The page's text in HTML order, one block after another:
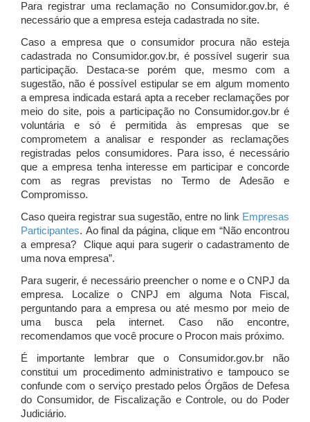
Para registrar uma reclamação no Consumidor.gov.br, é
necessário que a empresa esteja cadastrada no site.
Caso a empresa que o consumidor procura não esteja
cadastrada no Consumidor.gov.br, é possível sugerir sua
participação. Destaca-se porém que, mesmo com a
sugestão, não é possível estipular se em algum momento
a empresa indicada estará apta a receber reclamações por
meio do site, pois a participação no Consumidor.gov.br é
voluntária e só é permitida às empresas que se
comprometem a analisar e responder as reclamações
registradas pelos consumidores. Para isso, é necessário
que a empresa tenha interesse em participar e concorde
com as regras previstas no Termo de Adesão e
Compromisso.
Caso queira registrar sua sugestão, entre no link Empresas
Participantes. Ao final da página, clique em “Não encontrou
a empresa? Clique aqui para sugerir o cadastramento de
uma nova empresa”.
Para sugerir, é necessário preencher o nome e o CNPJ da
empresa. Localize o CNPJ em alguma Nota Fiscal,
perguntando para a empresa ou até mesmo por meio de
uma busca pela internet. Caso não encontre,
recomendamos que você procure o Procon mais próximo.
É importante lembrar que o Consumidor.gov.br não
constitui um procedimento administrativo e tampouco se
confunde com o serviço prestado pelos Órgãos de Defesa
do Consumidor, de Fiscalização e Controle, ou do Poder
Judiciário.